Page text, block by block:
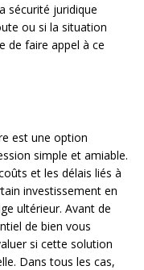
sécurité juridique
ou si la situation
de faire appel à ce
est une option
simple et amiable.
et les délais liés à
investissement en
ultérieur. Avant de
de bien vous
si cette solution
Dans tous les cas,